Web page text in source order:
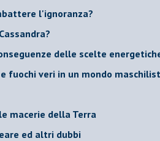
l'ignoranza?
delle scelte
e fuochi veri in un mondo
macerie della Terra
ed altri dubbi